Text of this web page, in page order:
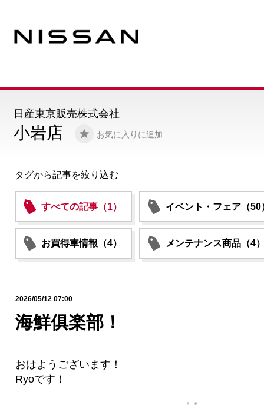
小岩店 お気に入りに追加
日産東京販売株式会社
タグから記事を絞り込む
すべての記事（1） イベント・フェア（50
お買得車情報（4） メンテナンス商品（4
2026/05/12 07:00
海鮮俱楽部！
おはようございます！
Ryoです！